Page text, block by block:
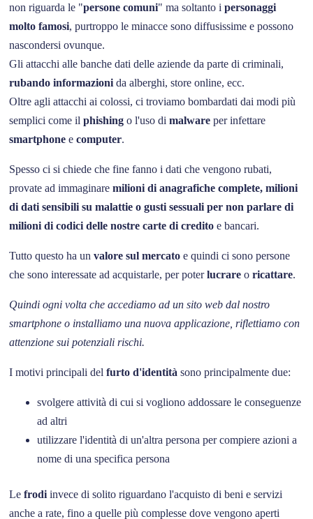
non riguarda le "persone comuni" ma soltanto ipersonaggi
molto famosi, purtroppo le minacce sono diffusissime e possono
nascondersi ovunque.
Gli attacchi alle banche dati delle aziende da parte di criminali,
rubando informazioni da alberghi, store online, ecc.
Oltre agli attacchi ai colossi, ci troviamo bombardati dai modi più
semplici come ilphishingo l'uso dimalwareper infettare
smartphoneecomputer.
Spesso ci si chiede che fine fanno i dati che vengono rubati,
provate ad immaginaremilioni di anagrafiche complete, milioni
di dati sensibili su malattie o gusti sessuali per non parlare di
milioni di codici delle nostre carte di credito e bancari.
Tutto questo ha unvalore sul mercato e quindi ci sono persone
che sono interessate ad acquistarle, per poterlucrareoricattare.
Quindi ogni volta che accediamo ad un sito web dal nostro
smartphone o installiamo una nuova applicazione, riflettiamo con
attenzione sui potenziali rischi.
I motivi principali delfurto d'identità sono principalmente due:
svolgere attività di cui si vogliono addossare le conseguenze
ad altri
utilizzare l'identità di un'altra persona per compiere azioni a
nome di una specifica persona
Lefrodiinvece di solito riguardano l'acquisto di beni e servizi
anche a rate, fino a quelle più complesse dove vengono aperti